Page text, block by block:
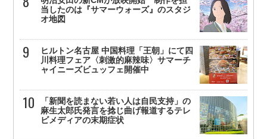
当したのは『サマーウォーズ』のスタジ
オ地図
ヒルトン名古屋 中国料理「王朝」にて四
川料理フェア〈刺激的麻辣味〉サマーチ
ャイニーズビュッフェ開催中
「新聞を読まない若い人は自民支持」の
麻生太郎氏発言を捻じ曲げ報道するテレ
ビメディアの末期症状